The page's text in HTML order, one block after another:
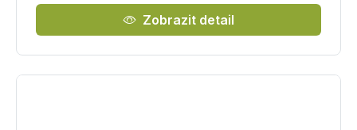
Zobrazit detail